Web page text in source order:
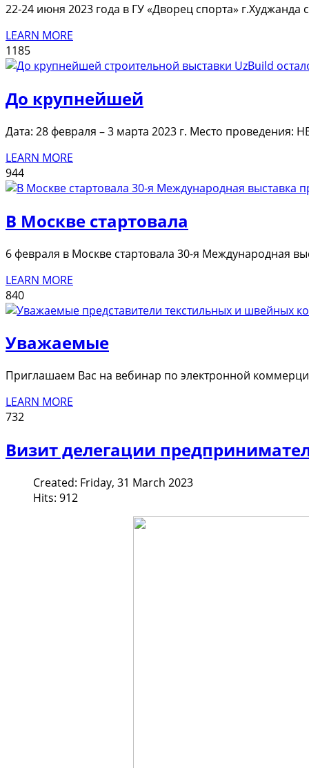
22-24 июня 2023 года в ГУ «Дворец спорта» г.Худжанда
LEARN MORE
1185
До крупнейшей
Дата: 28 февраля – 3 марта 2023 г. Место проведения:
LEARN MORE
944
В Москве стартовала
6 февраля в Москве стартовала 30-я Международная
LEARN MORE
840
Уважаемые
Приглашаем Вас на вебинар по электронной
LEARN MORE
732
Визит делегации
Created: Friday, 31 March 2023
Hits: 912